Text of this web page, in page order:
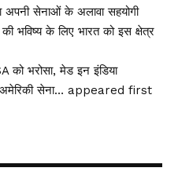
सेनाओं के अलावा सहयोगी
भविष्य के लिए भारत को इस क्षेत्र
को भरोसा, मेड इन इंडिया
अमेरिकी सेना… appeared first